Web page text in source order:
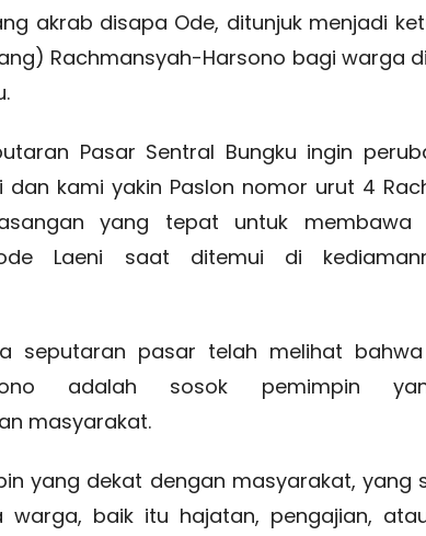
akrab disapa Ode, ditunjuk menjadi
Rachmansyah-Harsono bagi warga
Pasar Sentral Bungku ingin
dan kami yakin Paslon nomor urut 4
yang tepat untuk membawa
Laeni saat ditemui di
seputaran pasar telah melihat
adalah sosok pemimpin
masyarakat.
yang dekat dengan masyarakat, yang
warga, baik itu hajatan, pengajian,